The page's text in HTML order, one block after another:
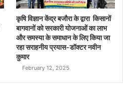
कृषि विज्ञान केंद्र बजौरा के द्वारा किसानों
बागवानों को सरकारी योजनाओं का लाभ
और समस्या के समाधान के लिए किया जा
रहा सराहनीय प्रयास-डॉक्टर नवीन
कुमार
February 12, 2025